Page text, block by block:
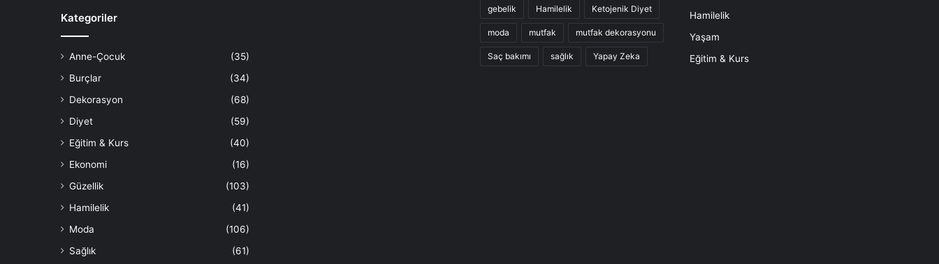
Kategoriler
Anne-Çocuk
(35)
Burçlar
(34)
Dekorasyon
(68)
Diyet
(59)
Eğitim & Kurs
(40)
Ekonomi
(16)
Güzellik
(103)
Hamilelik
(41)
Moda
(106)
Sağlık
(61)
gebelik Hamilelik Ketojenik Diyet
moda mutfak mutfak dekorasyonu
Saç bakımı sağlık Yapay Zeka
Hamilelik
Yaşam
Eğitim & Kurs